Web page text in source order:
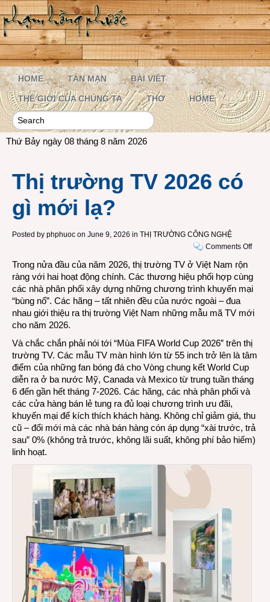
HOME TẢN MẠN BÀI VIẾT
THẾ GIỚI CỦA CHÚNG TA THƠ HOME
Thứ Bảy ngày 08 tháng 8 năm 2026
Thị trường TV 2026 có
gì mới lạ?
Posted by phphuoc on June 9, 2026 in THỊ TRƯỜNG CÔNG NGHỆ
Comments Offon
TV
2026
gì
lạ?
Trong nửa đầu của năm 2026, thị trường TV ở Việt Nam rộn
ràng với hai hoạt động chính. Các thương hiệu phối hợp cùng
các nhà phân phối xây dựng những chương trình khuyến mại
“bùng nổ”. Các hãng – tất nhiên đều của nước ngoài – đua
nhau giới thiệu ra thị trường Việt Nam những mẫu mã TV mới
cho năm 2026.
Và chắc chắn phải nói tới “Mùa FIFA World Cup 2026” trên thị
trường TV. Các mẫu TV màn hình lớn từ 55 inch trở lên là tâm
điểm của những fan bóng đá cho Vòng chung kết World Cup
diễn ra ở ba nước Mỹ, Canada và Mexico từ trung tuần tháng
6 đến gần hết tháng 7-2026. Các hãng, các nhà phân phối và
các cửa hàng bán lẻ tung ra đủ loại chương trình ưu đãi,
khuyến mại để kích thích khách hàng. Không chỉ giảm giá, thu
cũ – đổi mới mà các nhà bán hàng cón áp dụng “xài trước, trả
sau” 0% (không trả trước, không lãi suất, không phí bảo hiểm)
linh hoạt.